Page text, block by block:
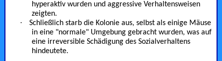
hyperaktiv wurden und aggressive Verhaltensweisen
zeigten.
·
Schließlich starb die Kolonie aus, selbst als einige Mäuse
in eine "normale" Umgebung gebracht wurden, was auf
eine irreversible Schädigung des Sozialverhaltens
hindeutete.